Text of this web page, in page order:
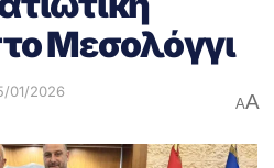
Μεσολόγγι
01/2026
AA